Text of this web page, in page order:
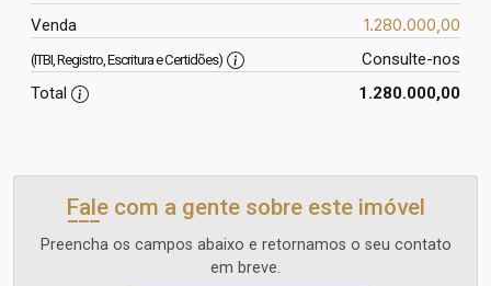
Venda 1.280.000,00
(ITBI, Registro, Escritura e Certidões)
Consulte-nos
Total
1.280.000,00
Fale com a gente sobre este imóvel
Preencha os campos abaixo e retornamos o seu contato
em breve.